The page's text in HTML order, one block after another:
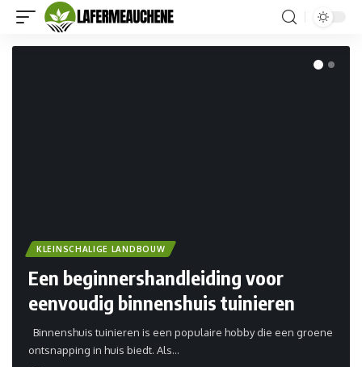
KLEINSCHALIGE LANDBOUW
Een beginnershandleiding voor
eenvoudig binnenshuis tuinieren
Binnenshuis tuinieren is een populaire hobby die een groene
ontsnapping in huis biedt. Als…